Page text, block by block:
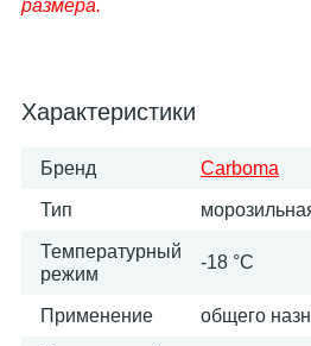
размера.
Характеристики
Бренд Carboma
Тип
Температурный
режим
-18 °C
Применение общего